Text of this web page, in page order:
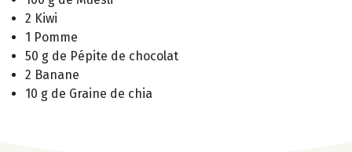
2 Kiwi
1 Pomme
50 g de Pépite de chocolat
2 Banane
10 g de Graine de chia